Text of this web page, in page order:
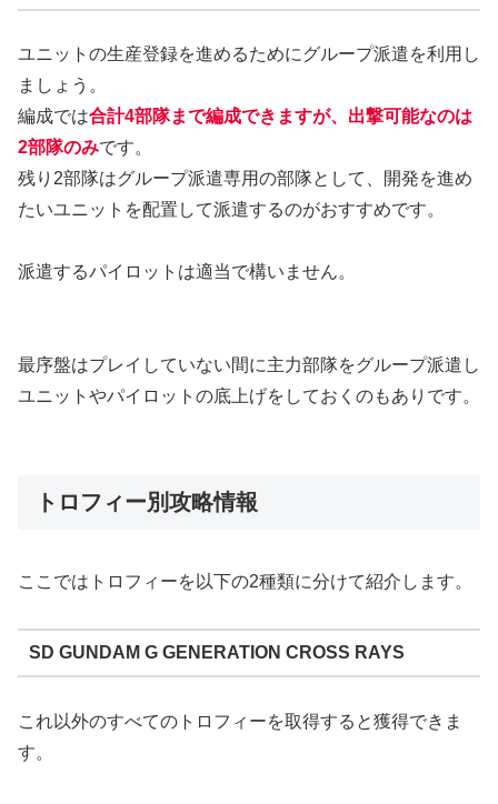
ユニットの生産登録を進めるためにグループ派遣を利用し
ましょう。
編成では合計4部隊まで編成できますが、出撃可能なのは
2部隊のみです。
残り2部隊はグループ派遣専用の部隊として、開発を進め
たいユニットを配置して派遣するのがおすすめです。
派遣するパイロットは適当で構いません。
最序盤はプレイしていない間に主力部隊をグループ派遣し
ユニットやパイロットの底上げをしておくのもありです。
トロフィー別攻略情報
ここではトロフィーを以下の2種類に分けて紹介します。
SD GUNDAM G GENERATION CROSS RAYS
これ以外のすべてのトロフィーを取得すると獲得できま
す。